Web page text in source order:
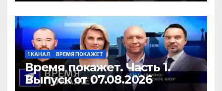
1 КАНАЛ ВРЕМЯ ПОКАЖЕТ
Время покажет. Часть 1.
Выпуск от 07.08.2026